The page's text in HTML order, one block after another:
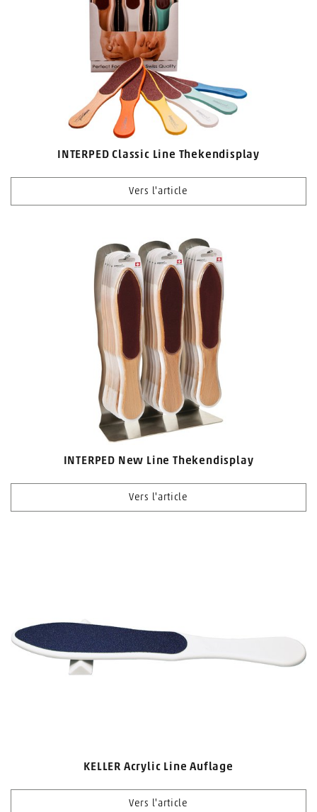
INTERPED Classic Line Thekendisplay
Vers l'article
INTERPED New Line Thekendisplay
Vers l'article
KELLER Acrylic Line Auflage
Vers l'article